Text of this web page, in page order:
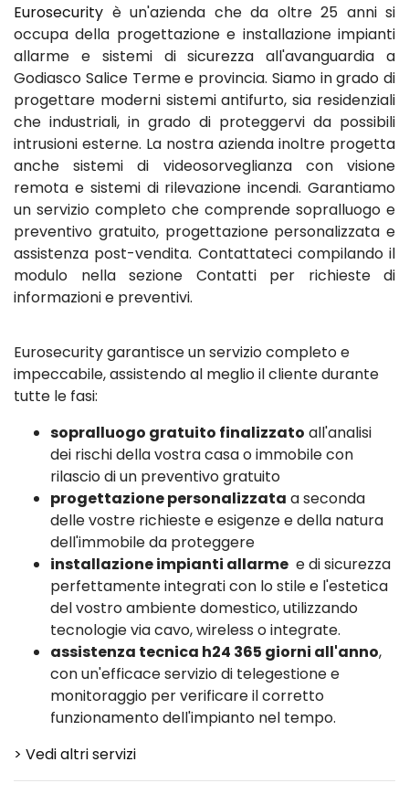
Eurosecurity è un'azienda che da oltre 25 anni si
occupa della progettazione e installazione impianti
allarme e sistemi di sicurezza all'avanguardia a
Godiasco Salice Terme e provincia. Siamo in grado di
progettare moderni sistemi antifurto, sia residenziali
che industriali, in grado di proteggervi da possibili
intrusioni esterne. La nostra azienda inoltre progetta
anche sistemi di videosorveglianza con visione
remota e sistemi di rilevazione incendi. Garantiamo
un servizio completo che comprende sopralluogo e
preventivo gratuito, progettazione personalizzata e
assistenza post-vendita. Contattateci compilando il
modulo nella sezione Contatti per richieste di
informazioni e preventivi.
Eurosecurity garantisce un servizio completo e
impeccabile, assistendo al meglio il cliente durante
tutte le fasi:
sopralluogo gratuito finalizzato all'analisi
dei rischi della vostra casa o immobile con
rilascio di un preventivo gratuito
progettazione personalizzata a seconda
delle vostre richieste e esigenze e della natura
dell'immobile da proteggere
installazione impianti allarme e di sicurezza
perfettamente integrati con lo stile e l'estetica
del vostro ambiente domestico, utilizzando
tecnologie via cavo, wireless o integrate.
assistenza tecnica h24 365 giorni all'anno,
con un'efficace servizio di telegestione e
monitoraggio per verificare il corretto
funzionamento dell'impianto nel tempo.
> Vedi altri servizi